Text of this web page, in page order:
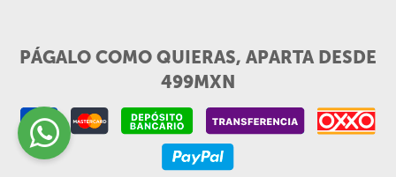
PÁGALO COMO QUIERAS, APARTA DESDE
499MXN